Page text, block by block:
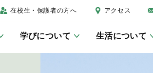
在校生・保護者の方へ アクセス
学びについて 生活について